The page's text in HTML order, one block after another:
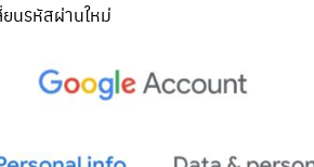
นรหัสผ่านใหม่